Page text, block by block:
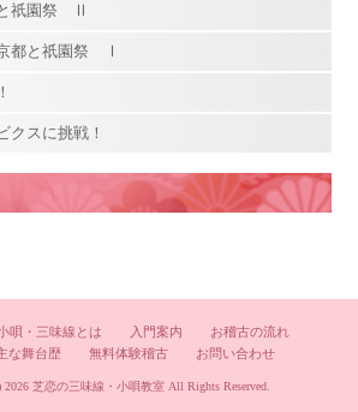
祇園祭 Ⅱ
都と祇園祭 Ⅰ
クスに挑戦！
唄・三味線とは 入門案内
お稽古の流れ
な舞台歴
無料体験稽古 お問い合わせ
2026 芝恋の三味線・小唄教室All Rights Reserved.